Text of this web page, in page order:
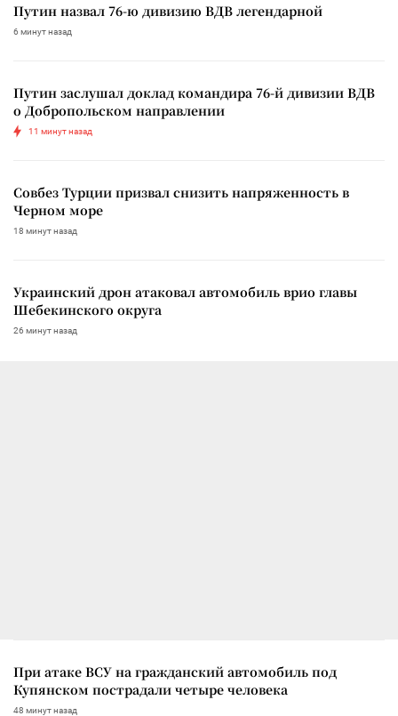
Путин назвал 76-ю дивизию ВДВ легендарной
6 минут назад
Путин заслушал доклад командира 76-й дивизии ВДВ
о Добропольском направлении
11 минут назад
Совбез Турции призвал снизить напряженность в
Черном море
18 минут назад
Украинский дрон атаковал автомобиль врио главы
Шебекинского округа
26 минут назад
При атаке ВСУ на гражданский автомобиль под
Купянском пострадали четыре человека
48 минут назад